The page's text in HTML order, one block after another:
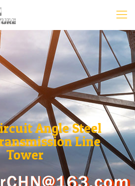
Angle Steel
Line
Tower